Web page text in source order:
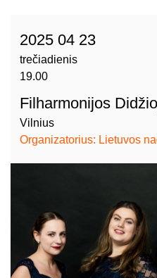
2025 04 23
trečiadienis
19.00
Filharmonijos
Vilnius
Organizatorius: Lietuvos